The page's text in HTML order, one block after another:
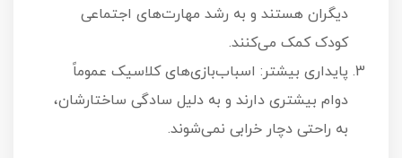
دیگران هستند و به رشد مهارت‌های اجتماعی
کودک کمک می‌کنند.
پایداری بیشتر: اسباب‌بازی‌های کلاسیک عموماً
دوام بیشتری دارند و به دلیل سادگی ساختارشان،
به راحتی دچار خرابی نمی‌شوند.